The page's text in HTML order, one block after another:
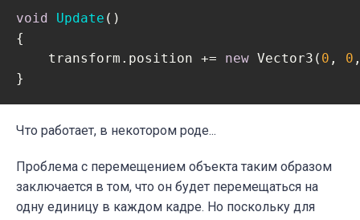
void Update ( )
{
    transform.position +=
new Vector3( 0 , 0
}
Что работает, в некотором роде...
Проблема с перемещением объекта таким образом
заключается в том, что он будет перемещаться на
одну единицу в каждом кадре. Но поскольку для